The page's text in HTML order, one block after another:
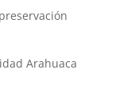
Arahuaca